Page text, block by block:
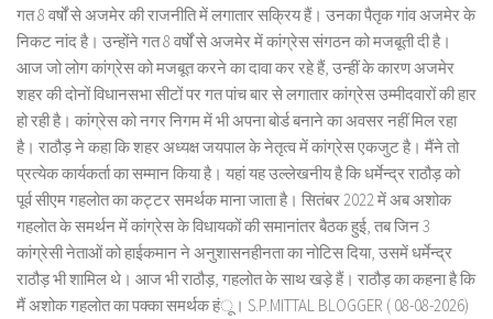
गत 8 वर्षों से अजमेर की राजनीति में लगातार सक्रिय हैं। उनका पैतृक गांव अजमेर के
निकट नांद है। उन्होंने गत 8 वर्षों से अजमेर में कांग्रेस संगठन को मजबूती दी है।
आज जो लोग कांग्रेस को मजबूत करने का दावा कर रहे हैं, उन्हीं के कारण अजमेर
शहर की दोनों विधानसभा सीटों पर गत पांच बार से लगातार कांग्रेस उम्मीदवारों की हार
हो रही है। कांग्रेस को नगर निगम में भी अपना बोर्ड बनाने का अवसर नहीं मिल रहा
है। राठौड़ ने कहा कि शहर अध्यक्ष जयपाल के नेतृत्व में कांग्रेस एकजुट है। मैंने तो
प्रत्येक कार्यकर्ता का सम्मान किया है। यहां यह उल्लेखनीय है कि धर्मेन्द्र राठौड़ को
पूर्व सीएम गहलोत का कट्टर समर्थक माना जाता है। सितंबर 2022 में अब अशोक
गहलोत के समर्थन में कांग्रेस के विधायकों की समानांतर बैठक हुई, तब जिन 3
कांग्रेसी नेताओं को हाईकमान ने अनुशासनहीनता का नोटिस दिया, उसमें धर्मेन्द्र
राठौड़ भी शामिल थे। आज भी राठौड़, गहलोत के साथ खड़े हैं। राठौड़ का कहना है कि
मैं अशोक गहलोत का पक्का समर्थक हंू। S.P.MITTAL BLOGGER ( 08-08-2026)